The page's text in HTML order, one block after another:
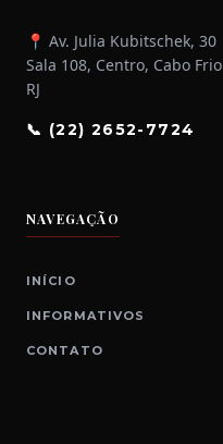
📍 Av. Julia Kubitschek, 30
Sala 108, Centro, Cabo Frio
RJ
📞 (22) 2652-7724
NAVEGAÇÃO
INÍCIO
INFORMATIVOS
CONTATO